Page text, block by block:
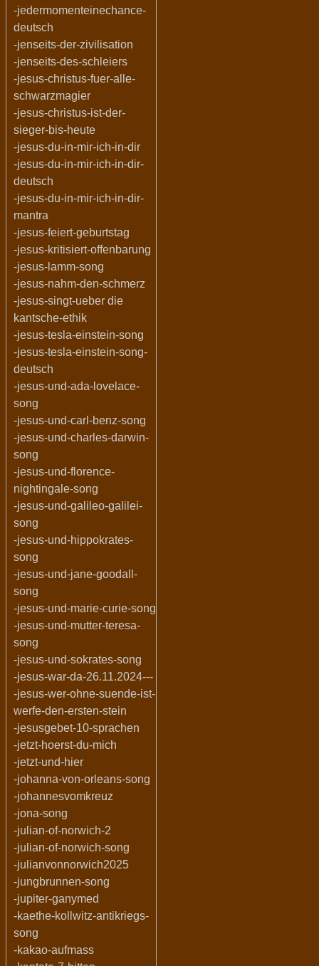
-jedermomenteinechance-
deutsch
-jenseits-der-zivilisation
-jenseits-des-schleiers
-jesus-christus-fuer-alle-
schwarzmagier
-jesus-christus-ist-der-
sieger-bis-heute
-jesus-du-in-mir-ich-in-dir
-jesus-du-in-mir-ich-in-dir-
deutsch
-jesus-du-in-mir-ich-in-dir-
mantra
-jesus-feiert-geburtstag
-jesus-kritisiert-offenbarung
-jesus-lamm-song
-jesus-nahm-den-schmerz
-jesus-singt-ueber die
kantsche-ethik
-jesus-tesla-einstein-song
-jesus-tesla-einstein-song-
deutsch
-jesus-und-ada-lovelace-
song
-jesus-und-carl-benz-song
-jesus-und-charles-darwin-
song
-jesus-und-florence-
nightingale-song
-jesus-und-galileo-galilei-
song
-jesus-und-hippokrates-
song
-jesus-und-jane-goodall-
song
-jesus-und-marie-curie-song
-jesus-und-mutter-teresa-
song
-jesus-und-sokrates-song
-jesus-war-da-26.11.2024---
-jesus-wer-ohne-suende-ist-
werfe-den-ersten-stein
-jesusgebet-10-sprachen
-jetzt-hoerst-du-mich
-jetzt-und-hier
-johanna-von-orleans-song
-johannesvomkreuz
-jona-song
-julian-of-norwich-2
-julian-of-norwich-song
-julianvonnorwich2025
-jungbrunnen-song
-jupiter-ganymed
-kaethe-kollwitz-antikriegs-
song
-kakao-aufmass